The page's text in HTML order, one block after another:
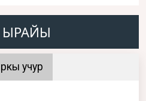
ЫРАЙЫ
учур